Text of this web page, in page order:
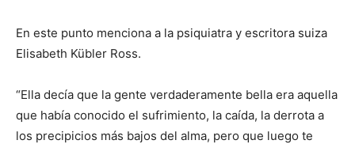
En este punto menciona a la psiquiatra y escritora suiza
Elisabeth Kübler Ross.
“Ella decía que la gente verdaderamente bella era aquella
que había conocido el sufrimiento, la caída, la derrota a
los precipicios más bajos del alma, pero que luego te